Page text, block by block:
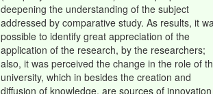
deepening the understanding of the subject
addressed by comparative study. As results, it
possible to identify great appreciation of the
application of the research, by the researchers;
also, it was perceived the change in the role of
university, which in besides the creation and
diffusion of knowledge, are sources of innovation